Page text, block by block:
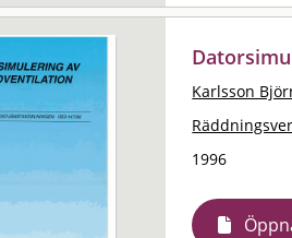
Karlsson
1996